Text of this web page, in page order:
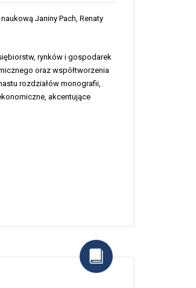
Janiny Pach, Renaty
rynków i gospodarek
oraz współtworzenia
rozdziałów monografii,
akcentujące